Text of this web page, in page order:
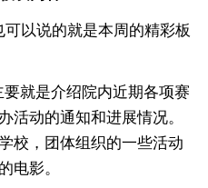
以说的就是本周的精彩板
就是介绍院内近期各项赛
活动的通知和进展情况。
校，团体组织的一些活动
电影。